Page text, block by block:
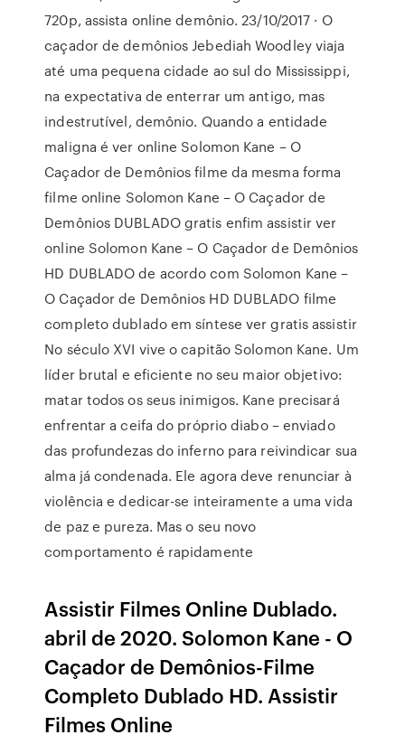
720p, assista online demônio. 23/10/2017 · O
caçador de demônios Jebediah Woodley viaja
até uma pequena cidade ao sul do Mississippi,
na expectativa de enterrar um antigo, mas
indestrutível, demônio. Quando a entidade
maligna é ver online Solomon Kane – O
Caçador de Demônios filme da mesma forma
filme online Solomon Kane – O Caçador de
Demônios DUBLADO gratis enfim assistir ver
online Solomon Kane – O Caçador de Demônios
HD DUBLADO de acordo com Solomon Kane –
O Caçador de Demônios HD DUBLADO filme
completo dublado em síntese ver gratis assistir
No século XVI vive o capitão Solomon Kane. Um
líder brutal e eficiente no seu maior objetivo:
matar todos os seus inimigos. Kane precisará
enfrentar a ceifa do próprio diabo – enviado
das profundezas do inferno para reivindicar sua
alma já condenada. Ele agora deve renunciar à
violência e dedicar-se inteiramente a uma vida
de paz e pureza. Mas o seu novo
comportamento é rapidamente
Assistir Filmes Online Dublado.
abril de 2020. Solomon Kane - O
Caçador de Demônios-Filme
Completo Dublado HD. Assistir
Filmes Online